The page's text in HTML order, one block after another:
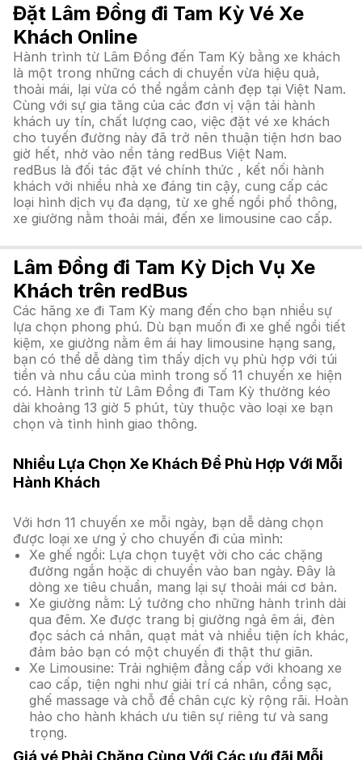
Đặt Lâm Đồng đi Tam Kỳ Vé Xe
Khách Online
Hành trình từ Lâm Đồng đến Tam Kỳ bằng xe khách
là một trong những cách di chuyển vừa hiệu quả,
thoải mái, lại vừa có thể ngắm cảnh đẹp tại Việt Nam.
Cùng với sự gia tăng của các đơn vị vận tải hành
khách uy tín, chất lượng cao, việc đặt vé xe khách
cho tuyến đường này đã trở nên thuận tiện hơn bao
giờ hết, nhờ vào nền tảng redBus Việt Nam.
redBus là đối tác đặt vé chính thức , kết nối hành
khách với nhiều nhà xe đáng tin cậy, cung cấp các
loại hình dịch vụ đa dạng, từ xe ghế ngồi phổ thông,
xe giường nằm thoải mái, đến xe limousine cao cấp.
Lâm Đồng đi Tam Kỳ Dịch Vụ Xe
Khách trên redBus
Các hãng xe đi Tam Kỳ mang đến cho bạn nhiều sự
lựa chọn phong phú. Dù bạn muốn đi xe ghế ngồi tiết
kiệm, xe giường nằm êm ái hay limousine hạng sang,
bạn có thể dễ dàng tìm thấy dịch vụ phù hợp với túi
tiền và nhu cầu của mình trong số 11 chuyến xe hiện
có. Hành trình từ Lâm Đồng đi Tam Kỳ thường kéo
dài khoảng 13 giờ 5 phút, tùy thuộc vào loại xe bạn
chọn và tình hình giao thông.
Nhiều Lựa Chọn Xe Khách Để Phù Hợp Với Mỗi
Hành Khách
Với hơn 11 chuyến xe mỗi ngày, bạn dễ dàng chọn
được loại xe ưng ý cho chuyến đi của mình:
Xe ghế ngồi: Lựa chọn tuyệt vời cho các chặng
đường ngắn hoặc di chuyển vào ban ngày. Đây là
dòng xe tiêu chuẩn, mang lại sự thoải mái cơ bản.
Xe giường nằm: Lý tưởng cho những hành trình dài
qua đêm. Xe được trang bị giường ngả êm ái, đèn
đọc sách cá nhân, quạt mát và nhiều tiện ích khác,
đảm bảo bạn có một chuyến đi thật thư giãn.
Xe Limousine: Trải nghiệm đẳng cấp với khoang xe
cao cấp, tiện nghi như giải trí cá nhân, cổng sạc,
ghế massage và chỗ để chân cực kỳ rộng rãi. Hoàn
hảo cho hành khách ưu tiên sự riêng tư và sang
trọng.